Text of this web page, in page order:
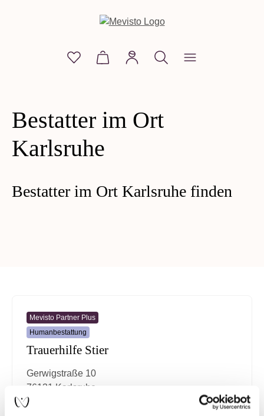
Du hast 0 Produkte auf dem Merkzettel
Warenkorb enthält 0 Positionen.
Bestatter im Ort
Karlsruhe
Bestatter im Ort Karlsruhe finden
Mevisto Partner Plus
Humanbestattung
Trauerhilfe Stier
Gerwigstraße 10
76131 Karlsruhe
Deutschland